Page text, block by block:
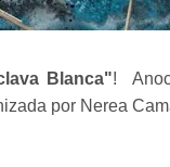
Blanca"!
por Nerea